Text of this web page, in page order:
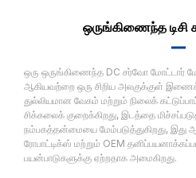
ஒருங்கிணைந்த
▂▂
ஒரு ஒருங்கிணைந்த DC சர்வோ மோட்டார்
ஆகியவற்றை ஒரு சிறிய அலகுக்குள்
துல்லியமான வேகம் மற்றும் நிலைக்
சிக்கலைக் குறைக்கிறது, இடத்தை
நம்பகத்தன்மையை மேம்படுத்துகிறது,
ரோபாட்டிக்ஸ் மற்றும் OEM
பயன்பாடுகளுக்கு ஏற்றதாக அமைகிறது.